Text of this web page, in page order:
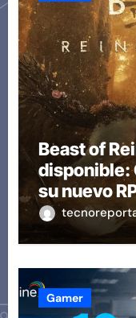
Beast of
disponible:
su nuevo
Gamer